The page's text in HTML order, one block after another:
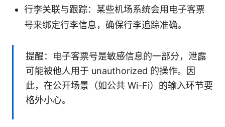
行李关联与跟踪：某些机场系统会用电子客票
号来绑定行李信息，确保行李追踪准确。
提醒：电子客票号是敏感信息的一部分，泄露
可能被他人用于 unauthorized 的操作。因
此，在公开场景（如公共 Wi-Fi）的输入环节要
格外小心。